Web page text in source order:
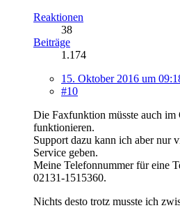
Reaktionen
38
Beiträge
1.174
15. Oktober 2016 um
#10
Die Faxfunktion müsste auch im
funktionieren.
Support dazu kann ich aber nur
Service geben.
Meine Telefonnummer für eine
02131-1515360.
Nichts desto trotz musste ich